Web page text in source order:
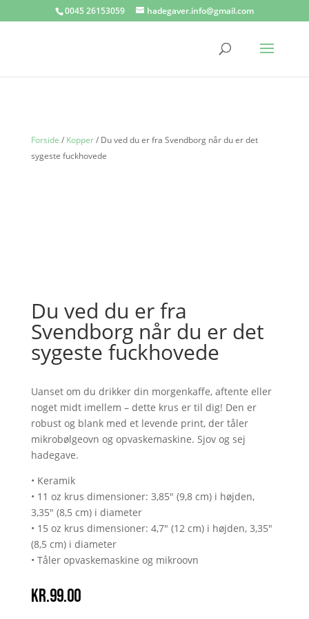
0045 26153059 hadegaver.info@gmail.com
Forside / Kopper/ Du ved du er fra Svendborg når du er det
sygeste fuckhovede
Du ved du er fra
Svendborg når du er det
sygeste fuckhovede
Uanset om du drikker din morgenkaffe, aftente eller
noget midt imellem – dette krus er til dig! Den er
robust og blank med et levende print, der tåler
mikrobølgeovn og opvaskemaskine. Sjov og sej
hadegave.
• Keramik
• 11 oz krus dimensioner: 3,85" (9,8 cm) i højden,
3,35" (8,5 cm) i diameter
• 15 oz krus dimensioner: 4,7" (12 cm) i højden, 3,35"
(8,5 cm) i diameter
• Tåler opvaskemaskine og mikroovn
kr.99.00